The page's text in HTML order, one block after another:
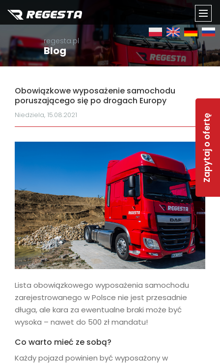
Zapytaj o ofertę
regesta.pl
Blog
Obowiązkowe wyposażenie samochodu
poruszającego się po drogach Europy
Niedziela, 15.08.2021
Lista obowiązkowego wyposażenia samochodu
zarejestrowanego w Polsce nie jest przesadnie
długa, ale kara za ewentualne braki może być
wysoka – nawet do 500 zł mandatu!
Co warto mieć ze sobą?
Każdy pojazd powinien być wyposażony w